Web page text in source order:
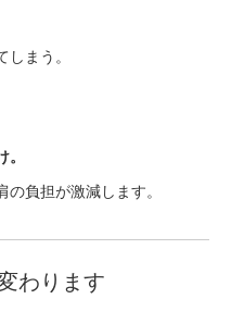
まう。
負担が激減します。
わります